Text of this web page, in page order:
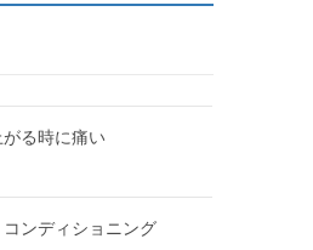
る時に痛い
ンディショニング